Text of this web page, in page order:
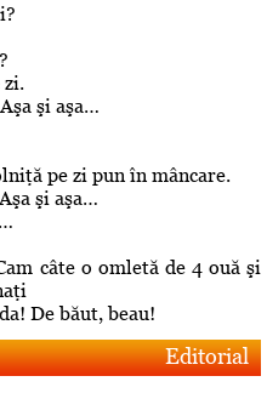
zi.
şi aşa…
pe zi pun în mâncare.
şi aşa…
câte o omletă de 4 ouă şi
De băut, beau!
Editorial